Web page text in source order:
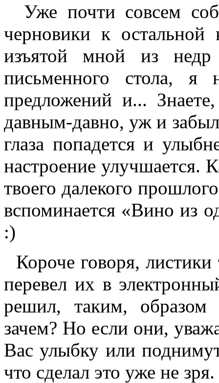
Уже почти совсем
черновики к остальной
изъятой мной из
письменного стола, я
предложений и...
давным-давно, уж и
глаза попадется и
настроение улучшается.
твоего далекого
вспоминается «Вино из
:)
Короче говоря,
перевел их в
решил, таким, образом
зачем? Но если они,
Вас улыбку или
что сделал это уже не зря.